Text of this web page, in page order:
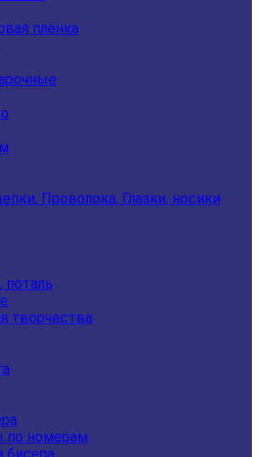
плёнка
Проволока, Глазки, носики
творчества
по номерам